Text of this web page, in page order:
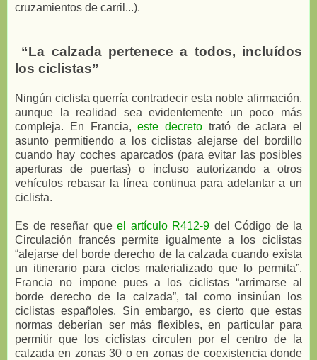
cruzamientos de carril...).
“La calzada pertenece a todos, incluídos
los ciclistas”
Ningún ciclista querría contradecir esta noble afirmación,
aunque la realidad sea evidentemente un poco más
compleja. En Francia,este decreto trató de aclara el
asunto permitiendo a los ciclistas alejarse del bordillo
cuando hay coches aparcados (para evitar las posibles
aperturas de puertas) o incluso autorizando a otros
vehículos rebasar la línea continua para adelantar a un
ciclista.
Es de reseñar que el artículo R412-9 del Código de la
Circulación francés permite igualmente a los ciclistas
“alejarse del borde derecho de la calzada cuando exista
un itinerario para ciclos materializado que lo permita”.
Francia no impone pues a los ciclistas “arrimarse al
borde derecho de la calzada”, tal como insinúan los
ciclistas españoles. Sin embargo, es cierto que estas
normas deberían ser más flexibles, en particular para
permitir que los ciclistas circulen por el centro de la
calzada en zonas 30 o en zonas de coexistencia donde